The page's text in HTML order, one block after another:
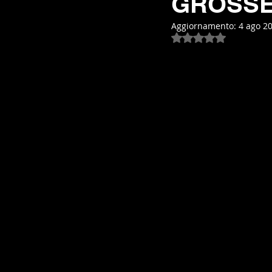
Aggiornamento: 4 ago
Valutazione NaN